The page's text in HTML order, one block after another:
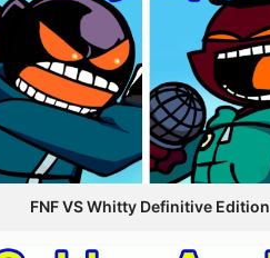
FNF VS Whitty Definitive Edition